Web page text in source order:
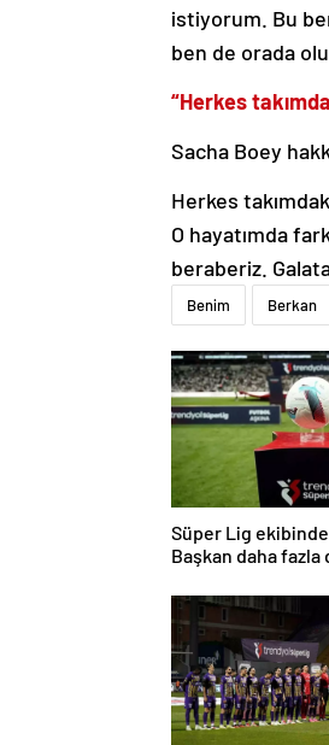
istiyorum. Bu
ben de orada
“Herkes
Sacha Boey
Herkes
O hayatımda
beraberiz.
Benim Berkan
Süper Lig ekibinde
Başkan daha fazla